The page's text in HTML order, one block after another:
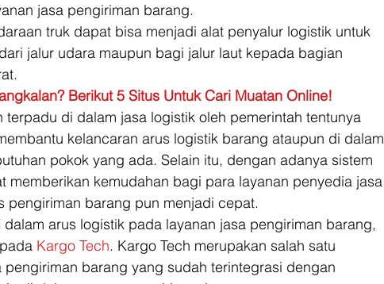
jasa pengiriman barang.
truk dapat bisa menjadi alat penyalur logistik untuk
jalur udara maupun bagi jalur laut kepada bagian
Berikut 5 Situs Untuk Cari Muatan Online!
terpadu di dalam jasa logistik oleh pemerintah tentunya
kelancaran arus logistik barang ataupun di dalam
pokok yang ada. Selain itu, dengan adanya sistem
memberikan kemudahan bagi para layanan penyedia jasa
pengiriman barang pun menjadi cepat.
arus logistik pada layanan jasa pengiriman barang,
Kargo Tech. Kargo Tech merupakan salah satu
barang yang sudah terintegrasi dengan